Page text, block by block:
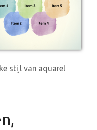
stijl van aquarel